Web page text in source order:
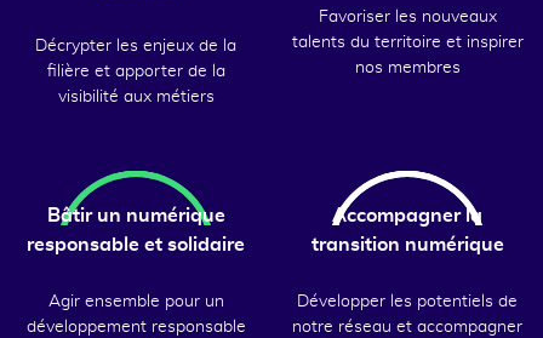
Décrypter les enjeux de la
filière et apporter de la
visibilité aux métiers
Favoriser les nouveaux
talents du territoire et inspirer
nos membres
Bâtir un numérique
responsable et solidaire
Agir ensemble pour un
développement responsable
Accompagner la
transition numérique
Développer les potentiels de
notre réseau et accompagner